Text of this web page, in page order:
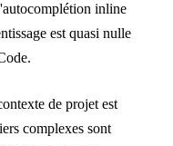
inline
est quasi nulle
de projet est
complexes sont